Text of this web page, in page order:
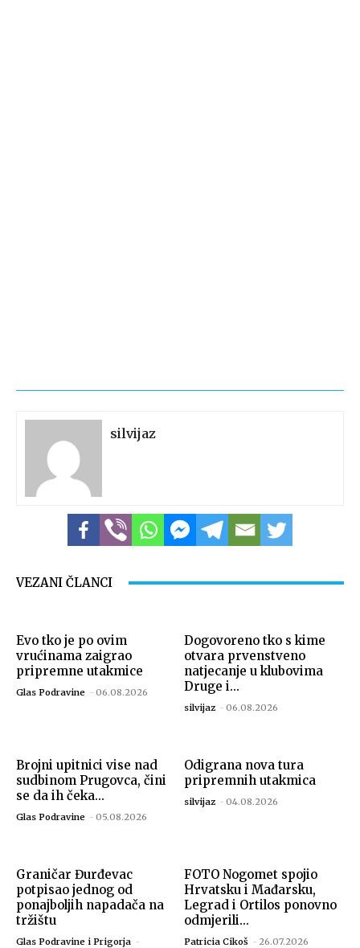
silvijaz
VEZANI ČLANCI
Evo tko je po ovim
vrućinama zaigrao
pripremne utakmice
Glas Podravine - 06.08.2026
Dogovoreno tko s kime
otvara prvenstveno
natjecanje u klubovima
Druge i...
silvijaz - 06.08.2026
Brojni upitnici vise nad
sudbinom Prugovca, čini
se da ih čeka...
Glas Podravine - 05.08.2026
Odigrana nova tura
pripremnih utakmica
silvijaz - 04.08.2026
Graničar Đurđevac
potpisao jednog od
ponajboljih napadača na
tržištu
Glas Podravine i Prigorja -
FOTO Nogomet spojio
Hrvatsku i Mađarsku,
Legrad i Ortilos ponovno
odmjerili...
Patricia Cikoš - 26.07.2026